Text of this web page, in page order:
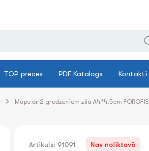
TOP preces PDF Katalogs Kontakti
Mape ar 2 gredzeniem zilа A4*4.5cm FOROFIS
Artikuls: 91091 Nav noliktavā